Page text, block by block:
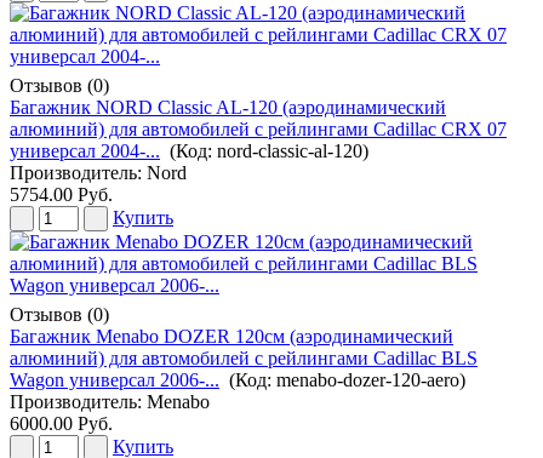
Отзывов (0)
Багажник NORD Classic AL-120 (аэродинамический
алюминий) для автомобилей с рейлингами Cadillac CRX 07
универсал 2004-... (Код: nord-classic-al-120)
Производитель: Nord
5754.00 Руб.
Купить
Отзывов (0)
Багажник Menabo DOZER 120см (аэродинамический
алюминий) для автомобилей с рейлингами Cadillac BLS
Wagon универсал 2006-... (Код: menabo-dozer-120-aero)
Производитель: Menabo
6000.00 Руб.
Купить